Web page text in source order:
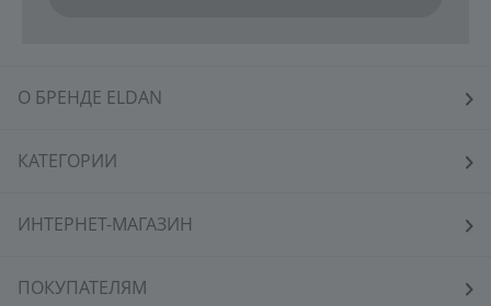
О БРЕНДЕ ELDAN
КАТЕГОРИИ
ИНТЕРНЕТ-МАГАЗИН
ПОКУПАТЕЛЯМ